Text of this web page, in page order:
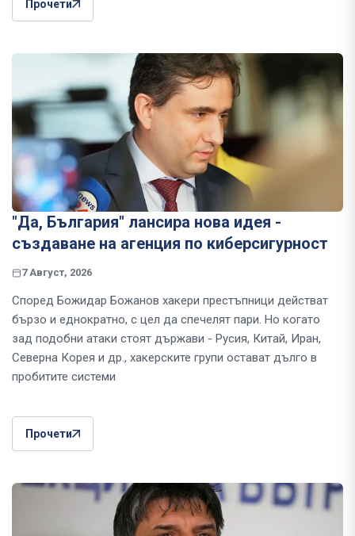
Прочети
"Да, България" лансира нова идея -
създаване на агенция по киберсигурност
7 Август, 2026
Според Божидар Божанов хакери престъпници действат
бързо и еднократно, с цел да спечелят пари. Но когато
зад подобни атаки стоят държави - Русия, Китай, Иран,
Северна Корея и др., хакерските групи остават дълго в
пробитите системи
Прочети